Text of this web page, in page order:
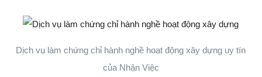
Dịch vụ làm chứng chỉ hành nghề hoạt động xây dựng uy tín
của Nhận Việc